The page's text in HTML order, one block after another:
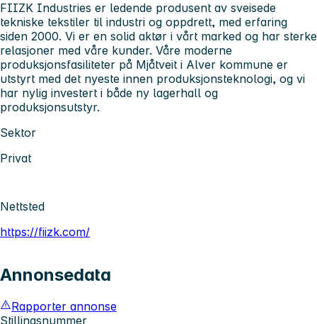
FIIZK Industries er ledende produsent av sveisede
tekniske tekstiler til industri og oppdrett, med erfaring
siden 2000. Vi er en solid aktør i vårt marked og har sterke
relasjoner med våre kunder. Våre moderne
produksjonsfasiliteter på Mjåtveit i Alver kommune er
utstyrt med det nyeste innen produksjonsteknologi, og vi
har nylig investert i både ny lagerhall og
produksjonsutstyr.
Sektor
Privat
Nettsted
https://fiizk.com/
Annonsedata
Rapporter annonse
Stillingsnummer